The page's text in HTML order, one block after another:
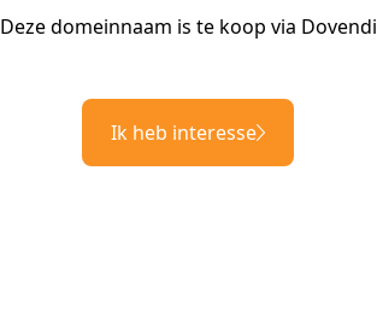
Deze domeinnaam is te koop via Dovendi
Ik heb interesse